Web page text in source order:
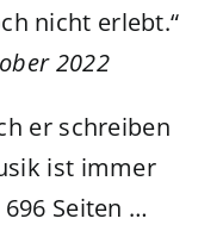
nicht erlebt.“
2022
er schreiben
ist immer
Seiten …